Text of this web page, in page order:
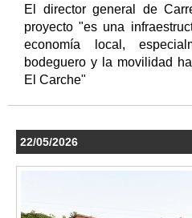
El director general de
proyecto "es una
economía local,
bodeguero y la movilidad
El Carche"
22/05/2026